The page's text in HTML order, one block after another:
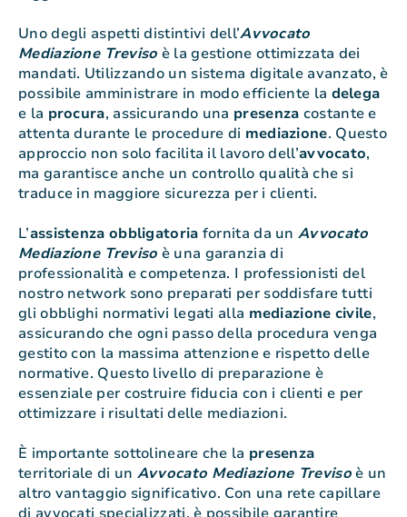
Uno degli aspetti distintivi dell’Avvocato
Mediazione Treviso è la gestione ottimizzata dei
mandati. Utilizzando un sistema digitale avanzato, è
possibile amministrare in modo efficiente la delega
e la procura, assicurando una presenza costante e
attenta durante le procedure di mediazione. Questo
approccio non solo facilita il lavoro dell’avvocato,
ma garantisce anche un controllo qualità che si
traduce in maggiore sicurezza per i clienti.
L’assistenza obbligatoria fornita da unAvvocato
Mediazione Treviso è una garanzia di
professionalità e competenza. I professionisti del
nostro network sono preparati per soddisfare tutti
gli obblighi normativi legati alla mediazione civile,
assicurando che ogni passo della procedura venga
gestito con la massima attenzione e rispetto delle
normative. Questo livello di preparazione è
essenziale per costruire fiducia con i clienti e per
ottimizzare i risultati delle mediazioni.
È importante sottolineare che la presenza
territoriale di un Avvocato Mediazione Trevisoè un
altro vantaggio significativo. Con una rete capillare